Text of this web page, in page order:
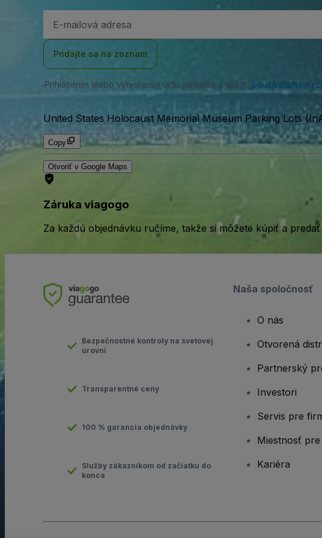
mailová
Pridajte sa na zoznam
Prihlásením alebo vytvorením účtu súhlasíte s našou používateľskou
United States Holocaust Memorial Museum Parking Lots
Copy
Otvoriť v Google Maps
Záruka viagogo
Za každú objednávku ručíme, takže si môžete kúpiť a
Bezpečnostné kontroly na svetovej
úrovni
Transparentné ceny
100 % garancia objednávky
Služby zákazníkom od začiatku do
konca
Naša spoločnosť
O nás
Otvorená
Partnerský
Investori
Servis pre
Miestnosť
Kariéra